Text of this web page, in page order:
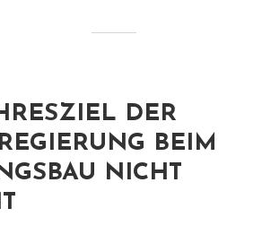
DER
BEIM
NICHT